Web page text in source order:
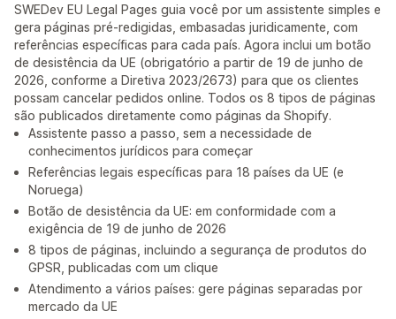
SWEDev EU Legal Pages guia você por um assistente simples e
gera páginas pré-redigidas, embasadas juridicamente, com
referências específicas para cada país. Agora inclui um botão
de desistência da UE (obrigatório a partir de 19 de junho de
2026, conforme a Diretiva 2023/2673) para que os clientes
possam cancelar pedidos online. Todos os 8 tipos de páginas
são publicados diretamente como páginas da Shopify.
Assistente passo a passo, sem a necessidade de
conhecimentos jurídicos para começar
Referências legais específicas para 18 países da UE (e
Noruega)
Botão de desistência da UE: em conformidade com a
exigência de 19 de junho de 2026
8 tipos de páginas, incluindo a segurança de produtos do
GPSR, publicadas com um clique
Atendimento a vários países: gere páginas separadas por
mercado da UE